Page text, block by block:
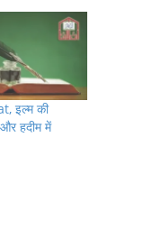
इल्म की
हदीम में